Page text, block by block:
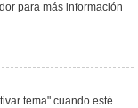
para más información
tema" cuando esté